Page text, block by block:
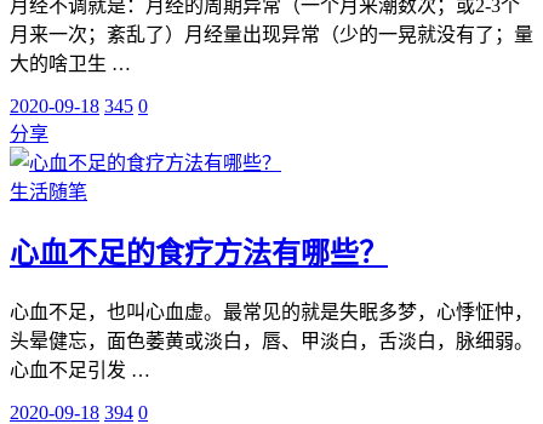
月经不调就是：月经的周期异常（一个月来潮数次；或2-3个
月来一次；紊乱了）月经量出现异常（少的一晃就没有了；量
大的啥卫生 …
2020-09-18 345 0
分享
生活随笔
心血不足的食疗方法有哪些？
心血不足，也叫心血虚。最常见的就是失眠多梦，心悸怔忡，
头晕健忘，面色萎黄或淡白，唇、甲淡白，舌淡白，脉细弱。
心血不足引发 …
2020-09-18 394 0